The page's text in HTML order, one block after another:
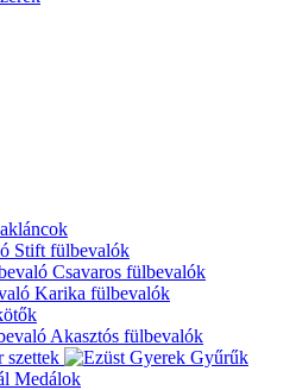
Stift fülbevalók
Csavaros fülbevalók
Karika fülbevalók
Akasztós fülbevalók
szettek
Medálok